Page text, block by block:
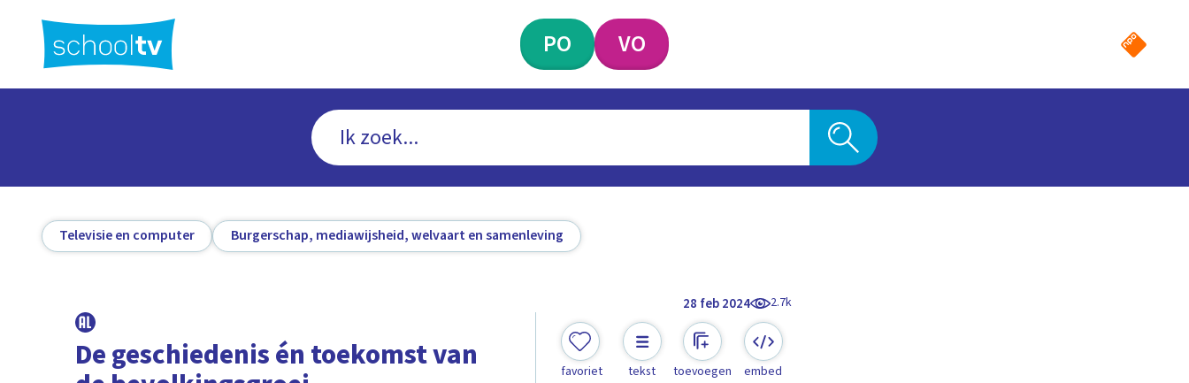
hoofdinhoud
PO VO
Televisie en computer Burgerschap, mediawijsheid, welvaart en samenleving
28 feb 2024 2.7k
De geschiedenis én toekomst van favoriet tekst toevoegen embed